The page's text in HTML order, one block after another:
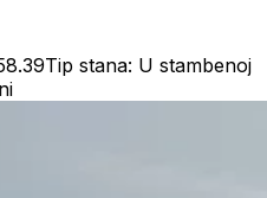
Tip stana: U stambenoj